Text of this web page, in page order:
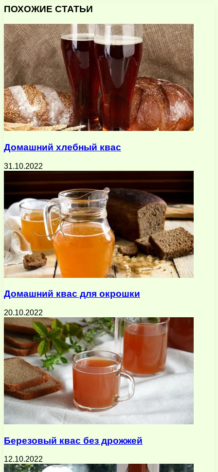
через
почту
ПОХОЖИЕ СТАТЬИ
Домашний хлебный квас
31.10.2022
Домашний квас для окрошки
20.10.2022
Березовый квас без дрожжей
12.10.2022